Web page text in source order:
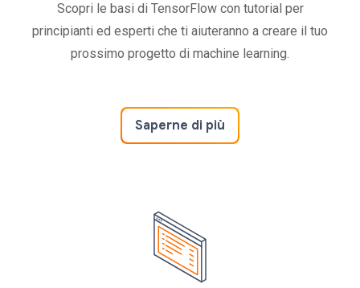
Scopri le basi di TensorFlow con tutorial per
principianti ed esperti che ti aiuteranno a creare il tuo
prossimo progetto di machine learning.
Saperne di più